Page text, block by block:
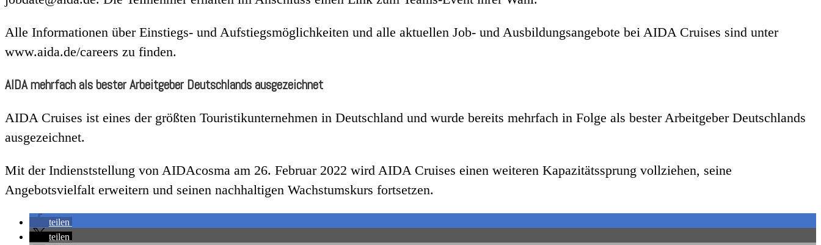
Alle Informationen über Einstiegs- und Aufstiegsmöglichkeiten und alle aktuellen Job- und Ausbildungsangebote bei AIDA Cruises sind unter
www.aida.de/careers zu finden.
AIDA mehrfach als bester Arbeitgeber Deutschlands ausgezeichnet
AIDA Cruises ist eines der größten Touristikunternehmen in Deutschland und wurde bereits mehrfach in Folge als bester Arbeitgeber Deutschlands
ausgezeichnet.
Mit der Indienststellung von AIDAcosma am 26. Februar 2022 wird AIDA Cruises einen weiteren Kapazitätssprung vollziehen, seine
Angebotsvielfalt erweitern und seinen nachhaltigen Wachstumskurs fortsetzen.
teilen
teilen